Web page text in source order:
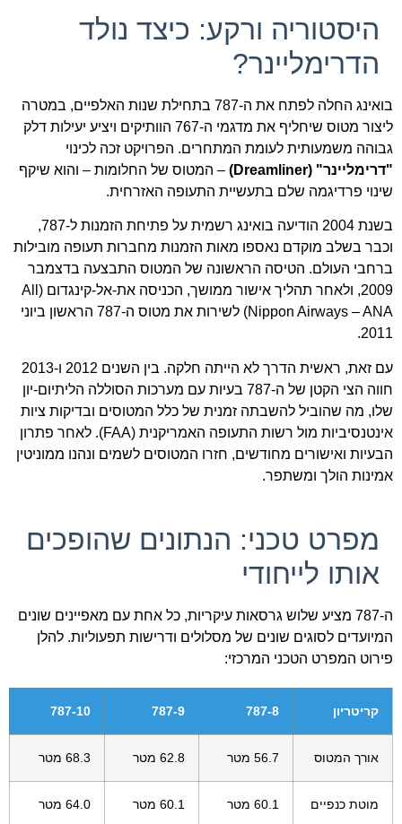
היסטוריה ורקע: כיצד נולד
הדרימליינר?
בואינג החלה לפתח את ה-787 בתחילת שנות האלפיים, במטרה
ליצור מטוס שיחליף את מדגמי ה-767 הוותיקים ויציע יעילות דלק
גבוהה משמעותית לעומת המתחרים. הפרויקט זכה לכינוי
"דרימליינר" (Dreamliner)
– המטוס של החלומות – והוא שיקף
שינוי פרדיגמה שלם בתעשיית התעופה האזרחית.
בשנת 2004 הודיעה בואינג רשמית על פתיחת הזמנות ל-787,
וכבר בשלב מוקדם נאספו מאות הזמנות מחברות תעופה מובילות
ברחבי העולם. הטיסה הראשונה של המטוס התבצעה בדצמבר
2009, ולאחר תהליך אישור ממושך, הכניסה את-אל-קינגדום (All
Nippon Airways – ANA) לשירות את מטוס ה-787 הראשון ביוני
2011.
עם זאת, ראשית הדרך לא הייתה חלקה. בין השנים 2012 ו-2013
חווה הצי הקטן של ה-787 בעיות עם מערכות הסוללה הליתיום-יון
שלו, מה שהוביל להשבתה זמנית של כלל המטוסים ובדיקות ציות
אינטנסיביות מול רשות התעופה האמריקנית (FAA). לאחר פתרון
הבעיות ואישורים מחודשים, חזרו המטוסים לשמים ונהנו ממוניטין
אמינות הולך ומשתפר.
מפרט טכני: הנתונים שהופכים
אותו לייחודי
ה-787 מציע שלוש גרסאות עיקריות, כל אחת עם מאפיינים שונים
המיועדים לסוגים שונים של מסלולים ודרישות תפעוליות. להלן
פירוט המפרט הטכני המרכזי:
קריטריון 787-8
787-9
787-10
אורך המטוס 56.7 מטר 62.8 מטר 68.3 מטר
מוטת כנפיים 60.1 מטר 60.1 מטר 64.0 מטר